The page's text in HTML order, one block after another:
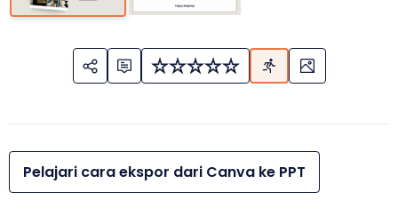
Pelajari cara ekspor dari Canva ke PPT